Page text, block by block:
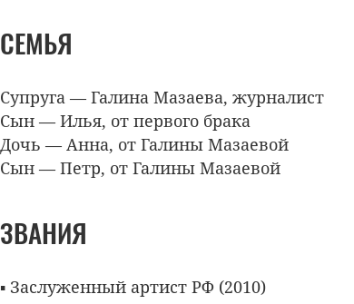
СЕМЬЯ
Супруга — Галина Мазаева, журналист
Сын — Илья, от первого брака
Дочь — Анна, от Галины Мазаевой
Сын — Петр, от Галины Мазаевой
ЗВАНИЯ
▪ Заслуженный артист РФ (2010)